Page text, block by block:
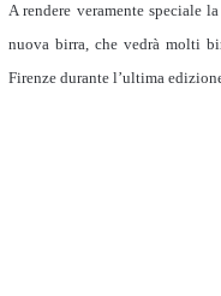
A rendere veramente speciale
nuova birra, che vedrà molti
Firenze durante l’ultima